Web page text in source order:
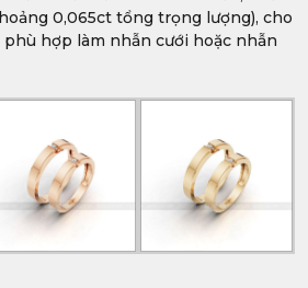
0,065ct tổng trọng lượng), cho
hợp làm nhẫn cưới hoặc nhẫn